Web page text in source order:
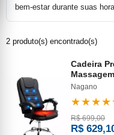
bem-estar durante suas
2 produto(s) encontrado(s)
Cadeira
Nagano
R$ 699,00
R$